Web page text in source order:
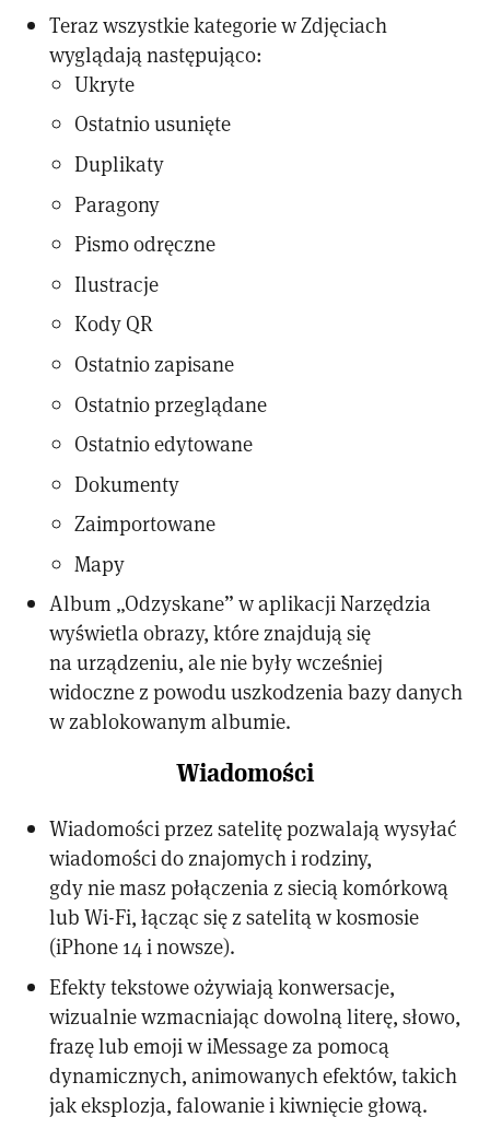
Teraz wszystkie kategorie w Zdjęciach
wyglądają następująco:
Ukryte
Ostatnio usunięte
Duplikaty
Paragony
Pismo odręczne
Ilustracje
Kody QR
Ostatnio zapisane
Ostatnio przeglądane
Ostatnio edytowane
Dokumenty
Zaimportowane
Mapy
Album „Odzyskane” w aplikacji Narzędzia
wyświetla obrazy, które znajdują się
na urządzeniu, ale nie były wcześniej
widoczne z powodu uszkodzenia bazy danych
w zablokowanym albumie.
Wiadomości
Wiadomości przez satelitę pozwalają wysyłać
wiadomości do znajomych i rodziny,
gdy nie masz połączenia z siecią komórkową
lub Wi-Fi, łącząc się z satelitą w kosmosie
(iPhone 14 i nowsze).
Efekty tekstowe ożywiają konwersacje,
wizualnie wzmacniając dowolną literę, słowo,
frazę lub emoji w iMessage za pomocą
dynamicznych, animowanych efektów, takich
jak eksplozja, falowanie i kiwnięcie głową.